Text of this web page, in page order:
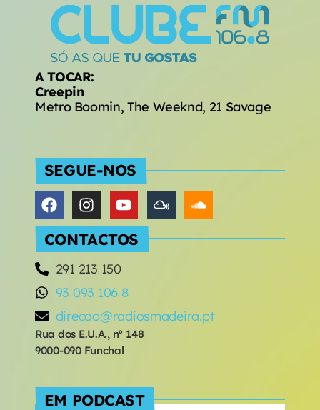
A TOCAR:
Creepin
Metro Boomin, The Weeknd, 21 Savage
SEGUE-NOS
CONTACTOS
291 213 150
93 093 106 8
direcao@radiosmadeira.pt
Rua dos E.U.A., nº 148
9000-090 Funchal
EM PODCAST